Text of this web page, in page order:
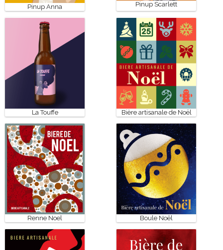
Pinup Anna Pinup Scarlett
La Touffe Bière artisanale de Noël
Renne Noel Boule Noël